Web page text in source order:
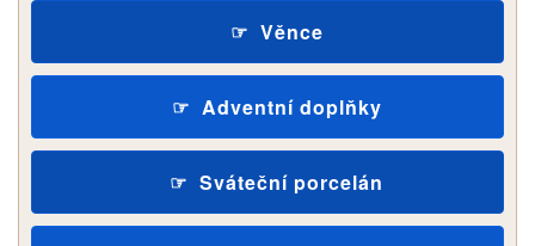
Věnce
Adventní doplňky
Sváteční porcelán